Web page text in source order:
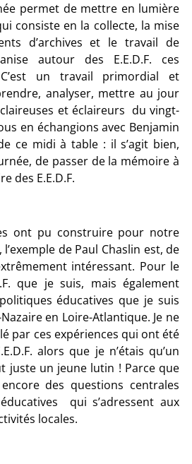
permet de mettre en lumière
consiste en la collecte, la mise
d’archives et le travail de
autour des E.E.D.F. ces
un travail primordial et
analyser, mettre au jour
et éclaireurs du vingt-
en échangions avec Benjamin
ce midi à table : il s’agit bien,
de passer de la mémoire à
des E.E.D.F.
ont pu construire pour notre
de Paul Chaslin est, de
intéressant. Pour le
que je suis, mais également
éducatives que je suis
en Loire-Atlantique. Je ne
par ces expériences qui ont été
alors que je n’étais qu’un
juste un jeune lutin ! Parce que
des questions centrales
qui s’adressent aux
locales.